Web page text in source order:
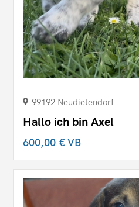
99192 Neudietendorf
Hallo ich bin Axel
600,00 €VB